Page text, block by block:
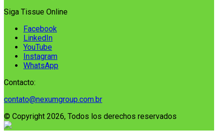
Siga Tissue Online
Facebook
LinkedIn
YouTube
Instagram
WhatsApp
Contacto:
contato@nexumgroup.com.br
© Copyright 2026, Todos los derechos reservados